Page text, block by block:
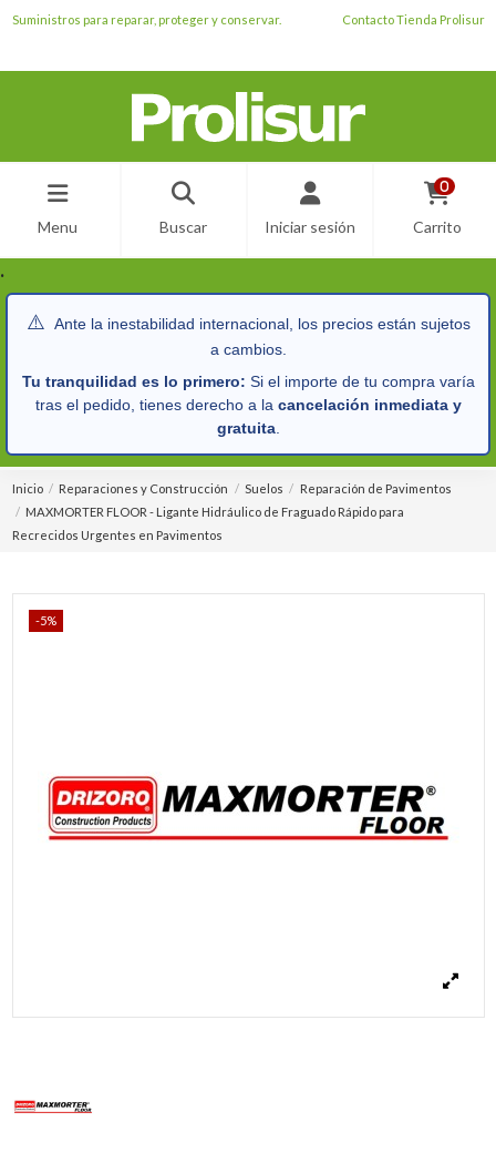
Suministros para reparar, proteger y conservar. Contacto Tienda Prolisur
Menu Buscar Iniciar sesión
0
Carrito
.
⚠️ Ante la inestabilidad internacional, los precios están sujetos
a cambios.
Tu tranquilidad es lo primero: Si el importe de tu compra varía
tras el pedido, tienes derecho a la cancelación inmediata y
gratuita.
Inicio Reparaciones y Construcción Suelos
Reparación de Pavimentos
MAXMORTER FLOOR - Ligante Hidráulico de Fraguado Rápido para
Recrecidos Urgentes en Pavimentos
-5%